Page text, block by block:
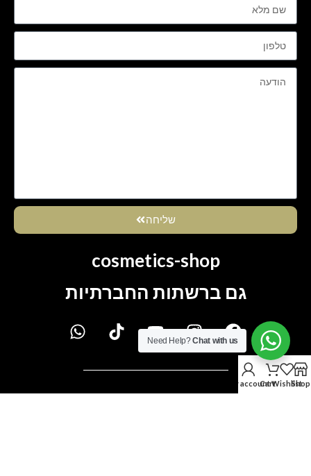
שליחה
cosmetics-shop
גם ברשתות החברתיות
תנאי ושירות האתר
Shop
Wishlist
Cart
My account
Need Help?Chat with us